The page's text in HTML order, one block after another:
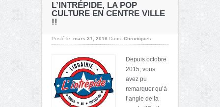
L’INTRÉPIDE, LA POP
CULTURE EN CENTRE VILLE
!!
Posté le: mars 31, 2016 Dans: Chroniques
Depuis octobre
2015, vous
avez pu
remarquer qu’à
l’angle de la